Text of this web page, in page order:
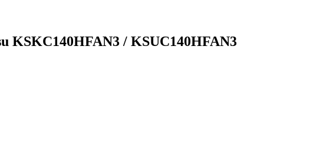
KSKC140HFAN3 / KSUC140HFAN3